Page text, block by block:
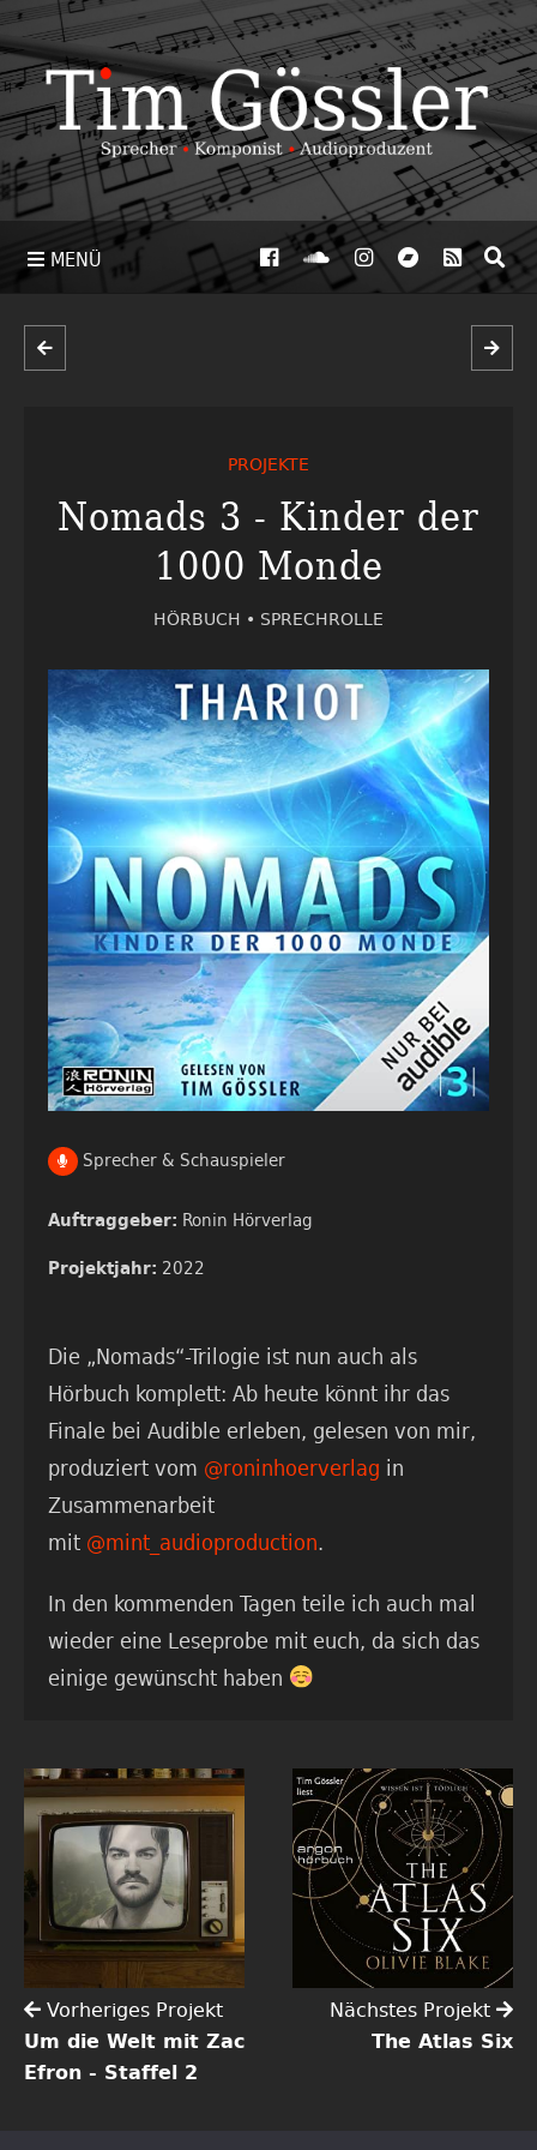
MENÜ
PROJEKTE
Nomads 3 - Kinder der
1000 Monde
HÖRBUCH • SPRECHROLLE
Sprecher & Schauspieler
Auftraggeber: Ronin Hörverlag
Projektjahr: 2022
Die „Nomads“-Trilogie ist nun auch als
Hörbuch komplett: Ab heute könnt ihr das
Finale bei Audible erleben, gelesen von mir,
produziert vom @roninhoerverlag in
Zusammenarbeit
mit@mint_audioproduction.
In den kommenden Tagen teile ich auch mal
wieder eine Leseprobe mit euch, da sich das
einige gewünscht haben
Vorheriges Projekt
Um die Welt mit Zac
Efron - Staffel 2
Nächstes Projekt
The Atlas Six